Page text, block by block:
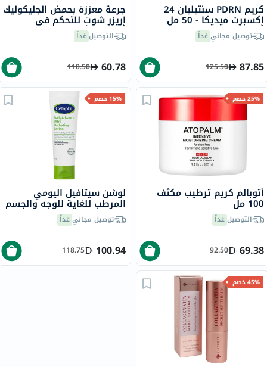
كريم PDRN سنتيليان 24
إكسبرت ميديكا - 50 مل
توصيل مجانيغداً
87.85
125.50
جرعة معززة بحمض الجليكوليك
إريزر شوت للتحكم في
الشوائب أرينسيا - 30 مل
التوصيلغداً
60.78
110.50
25% خصم
أتوبالم كريم ترطيب مكثف
100 مل
التوصيلغداً
69.38
92.50
15% خصم
لوشن سيتافيل اليومي
المرطب للغاية للوجه والجسم
للرجال والنساء ذوي البشرة
الجافة والحساسة، بدون
توصيل مجانيغداً
100.94
118.75
45% خصم